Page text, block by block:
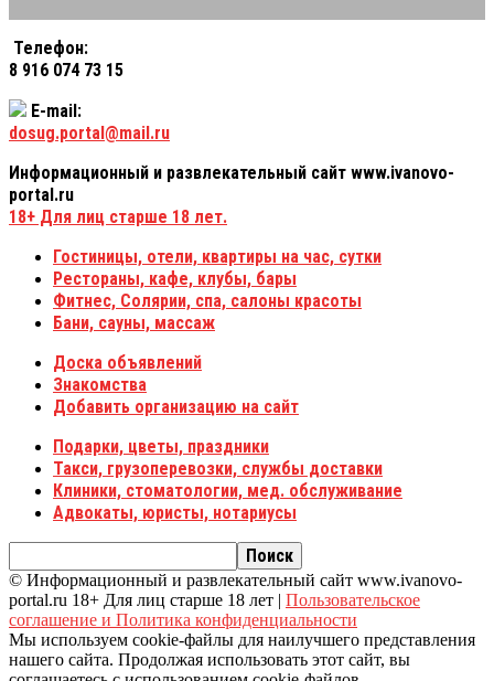
Телефон:
8 916 074 73 15
E-mail:
dosug.portal@mail.ru
Информационный и развлекательный сайт www.ivanovo-
portal.ru
18+ Для лиц старше 18 лет.
Гостиницы, отели, квартиры на час, сутки
Рестораны, кафе, клубы, бары
Фитнес, Солярии, спа, салоны красоты
Бани, сауны, массаж
Доска объявлений
Знакомства
Добавить организацию на сайт
Подарки, цветы, праздники
Такси, грузоперевозки, службы доставки
Клиники, стоматологии, мед. обслуживание
Адвокаты, юристы, нотариусы
© Информационный и развлекательный сайт www.ivanovo-
portal.ru 18+ Для лиц старше 18 лет | Пользовательское
соглашение и Политика конфиденциальности
Мы используем cookie-файлы для наилучшего представления
нашего сайта. Продолжая использовать этот сайт, вы